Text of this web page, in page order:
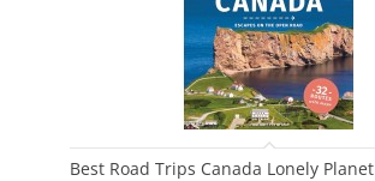
Best Road Trips Canada Lonely Planet